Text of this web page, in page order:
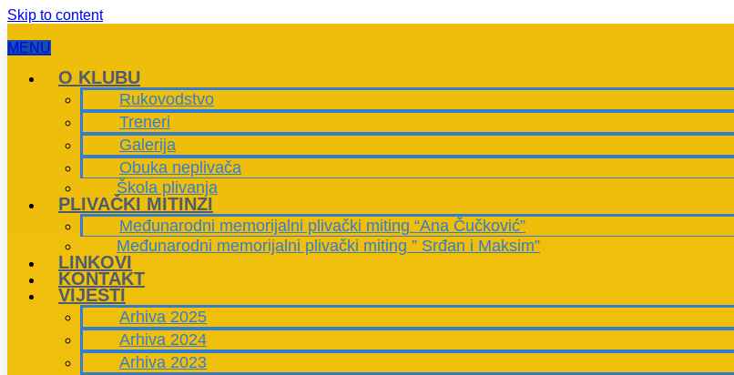
Skip to content
MENU
O KLUBU
Rukovodstvo
Treneri
Galerija
Obuka neplivača
Škola plivanja
PLIVAČKI MITINZI
Međunarodni memorijalni plivački miting “Ana Čučković”
Međunarodni memorijalni plivački miting ” Srđan i Maksim”
LINKOVI
KONTAKT
VIJESTI
Arhiva 2025
Arhiva 2024
Arhiva 2023